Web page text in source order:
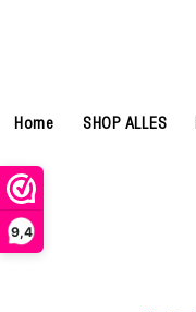
9,4
Home SHOP ALLES